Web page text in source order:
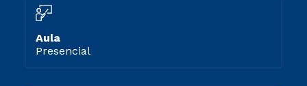
Aula
Presencial